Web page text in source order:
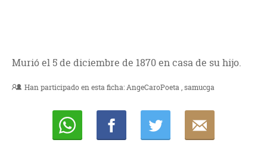
Murió el 5 de diciembre de 1870 en casa de su hijo.
Han participado en esta ficha:AngeCaroPoeta samucga